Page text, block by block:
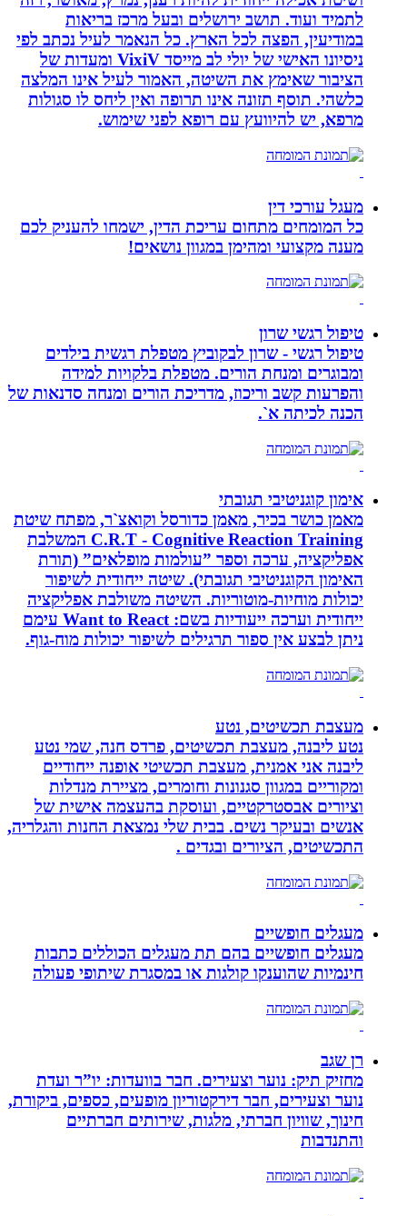
לתמיד ועוד. תושב ירושלים ובעל מרכז בריאות
במודיעין, הפצה לכל הארץ. כל הנאמר לעיל נכתב לפי
ניסיונו האישי של יולי לב מייסד VixiV ומעדות של
הציבור שאימץ את השיטה, האמור לעיל אינו המלצה
כלשהי. תוסף תזונה אינו תרופה ואין ליחס לו סגולות
מרפא, יש להיוועץ עם רופא לפני שימוש.
מעגל עורכי דין
כל המומחים מתחום עריכת הדין, ישמחו להעניק לכם
מענה מקצועי ומהימן במגוון נושאים!
טיפול רגשי שרון
טיפול רגשי - שרון לבקוביץ מטפלת רגשית בילדים
ומבוגרים ומנחת הורים. מטפלת בלקויות למידה
והפרעות קשב וריכוז, מדריכת הורים ומנחה סדנאות של
הכנה לכיתה א`.
אימון קוגניטיבי תגובתי
מאמן כושר בכיר, מאמן כדורסל וקואצ`ר, מפתח שיטת
C.R.T - Cognitive Reaction Training המשלבת
אפליקציה, ערכה וספר ”עולמות מופלאים” (תורת
האימון הקוגניטיבי תגובתי). שיטה ייחודית לשיפור
יכולות מוחיות-מוטוריות. השיטה משולבת אפליקציה
ייחודית וערכה ייעודיות בשם: Want to React עימם
ניתן לבצע אין ספור תרגילים לשיפור יכולות מוח-גוף.
מעצבת תכשיטים, נטע
נטע ליבנה, מעצבת תכשיטים, פרדס חנה, שמי נטע
ליבנה אני אמנית, מעצבת תכשיטי אופנה ייחודיים
ומקוריים במגוון סגנונות וחומרים, מציירת מנדלות
וציורים אבסטרקטיים, ועוסקת בהעצמה אישית של
אנשים ובעיקר נשים. בבית שלי נמצאת החנות והגלריה,
התכשיטים, הציורים ובגדים .
מעגלים חופשיים
מעגלים חופשיים בהם תת מעגלים הכוללים כתבות
חינמיות שהוענקו קולגות או במסגרת שיתופי פעולה
רן שגב
מחזיק תיק: נוער וצעירים. חבר בוועדות: יו”ר ועדת
נוער וצעירים, חבר דירקטוריון מופעים, כספים, ביקורת,
חינוך, שוויון חברתי, מלגות, שירותים חברתיים
והתנדבות